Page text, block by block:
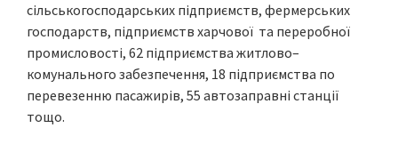
сільськогосподарських підприємств, фермерських
господарств, підприємств харчової та переробної
промисловості, 62 підприємства житлово–
комунального забезпечення, 18 підприємства по
перевезенню пасажирів, 55 автозаправні станції
тощо.